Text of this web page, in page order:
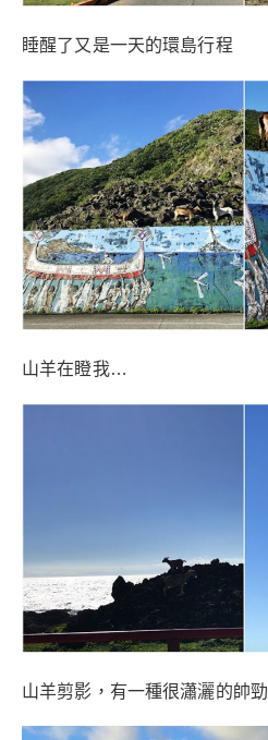
睡醒了又是一天的環島行程
山羊在瞪我…
山羊剪影，有一種很瀟灑的帥勁